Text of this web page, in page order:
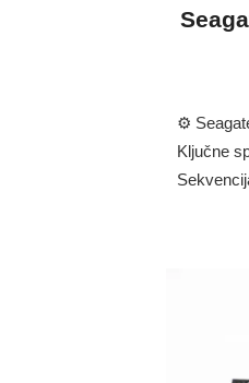
⚙️
Ključne